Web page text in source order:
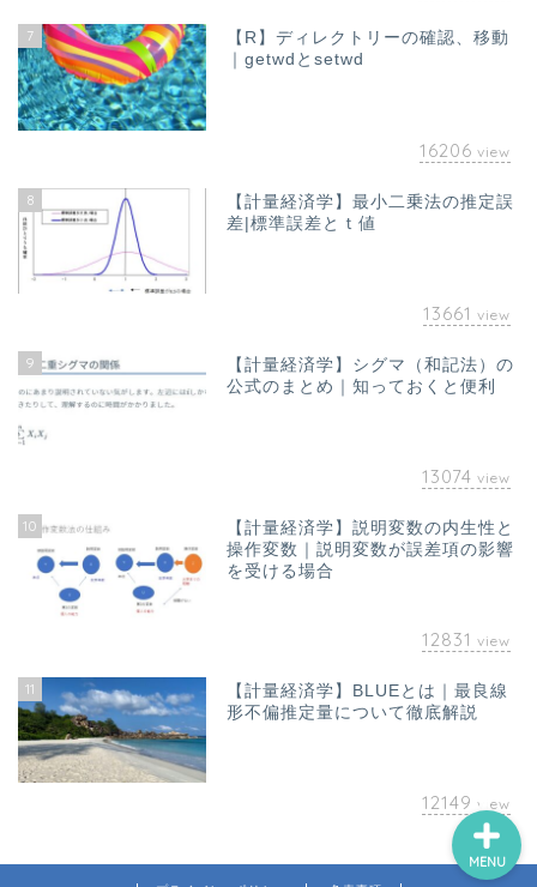
7
【R】ディレクトリーの確認、移動
｜getwdとsetwd
16206 view
8
【計量経済学】最小二乗法の推定誤
差|標準誤差とｔ値
13661 view
9
【計量経済学】シグマ（和記法）の
公式のまとめ｜知っておくと便利
13074 view
10
【計量経済学】説明変数の内生性と
操作変数｜説明変数が誤差項の影響
を受ける場合
12831 view
11
【計量経済学】BLUEとは｜最良線
形不偏推定量について徹底解説
12149 view
MENU
ホーム
オフィス海水浴について｜
山澤成康